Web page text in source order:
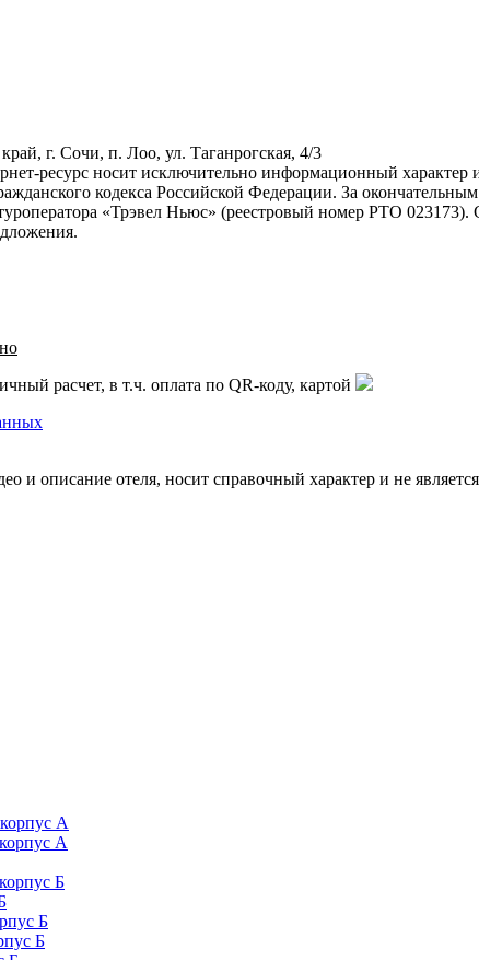
г. Сочи, п. Лоо, ул. Таганрогская, 4/3
ресурс носит исключительно информационный характер
кодекса Российской Федерации. За
«Трэвел Ньюс» (реестровый номер РТО
расчет, в т.ч. оплата по QR-коду, картой
и описание отеля, носит справочный характер и не
А
А
Б
Б
Б